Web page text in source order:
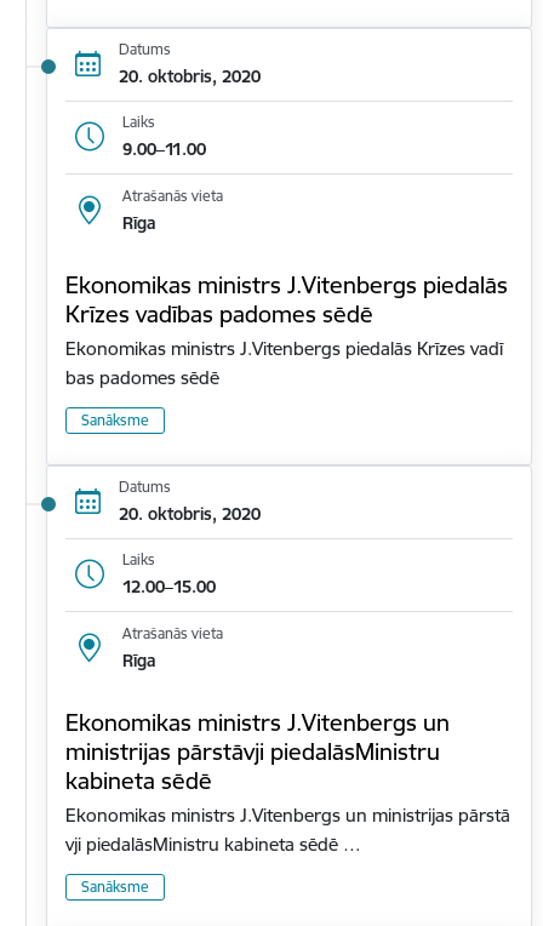
Datums
20. oktobris, 2020
Laiks
9.00–11.00
Atrašanās vieta
Rīga
Ekonomikas ministrs J.Vitenbergs piedalās
Krīzes vadības padomes sēdē
Ekonomikas ministrs J.Vitenbergs piedalās Krīzes vadī
bas padomes sēdē
Sanāksme
Datums
20. oktobris, 2020
Laiks
12.00–15.00
Atrašanās vieta
Rīga
Ekonomikas ministrs J.Vitenbergs un
ministrijas pārstāvji piedalāsMinistru
kabineta sēdē
Ekonomikas ministrs J.Vitenbergs un ministrijas pārstā
vji piedalāsMinistru kabineta sēdē …
Sanāksme